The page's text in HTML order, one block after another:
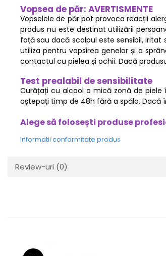
Vopsea de păr: AVERTISMENTE
Vopselele de păr pot provoca reacții
produs nu este destinat utilizării
față sau dacă scalpul este sensibil,
utiliza pentru vopsirea genelor și a
contactul cu pielea și ochii. Dacă
Test prealabil de sensibilitate
Curățați cu alcool o mică zonă de
aștepați timp de 48h fără a spăla. Dacă
Alege să folosești produse
Informatii conformitate produs
Review-uri (0)